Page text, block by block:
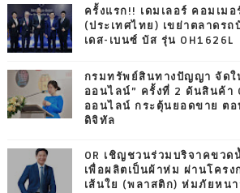
ครั้งแรก!! เดมเลอร์ คอมเมอ
(ประเทศไทย) เขย่าตลาดรถ
เดส-เบนซ์ บัส รุ่น OH1626L
กรมทรัพย์สินทางปัญญา จัดใ
ออนไลน์” ครั้งที่ 2 ดันสินค้า
ออนไลน์ กระตุ้นยอดขาย ต
ดิจิทัล
OR เชิญชวนร่วมบริจาคขวด
เพื่อผลิตเป็นผ้าห่ม ผ่านโครง
เส้นใย (พลาสติก) ห่มภัยหนา